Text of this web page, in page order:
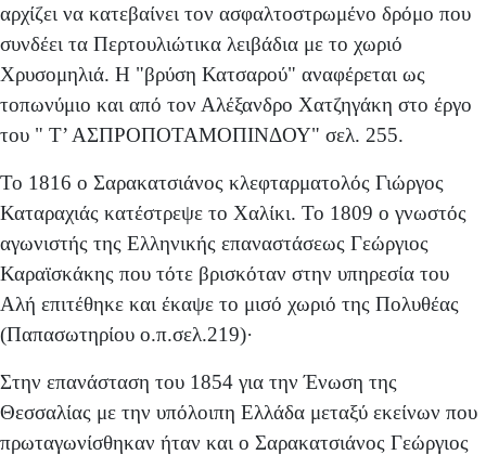
αρχίζει να κατεβαίνει τον ασφαλτοστρωμένο δρόμο που
συνδέει τα Περτουλιώτικα λειβάδια με το χωριό
Χρυσομηλιά. Η "βρύση Κατσαρού" αναφέρεται ως
τοπωνύμιο και από τον Αλέξανδρο Χατζηγάκη στο έργο
του " Τ’ ΑΣΠΡΟΠΟΤΑΜΟΠΙΝΔΟΥ" σελ. 255.
Το 1816 ο Σαρακατσιάνος κλεφταρματολός Γιώργος
Καταραχιάς κατέστρεψε το Χαλίκι. Το 1809 ο γνωστός
αγωνιστής της Ελληνικής επαναστάσεως Γεώργιος
Καραϊσκάκης που τότε βρισκόταν στην υπηρεσία του
Αλή επιτέθηκε και έκαψε το μισό χωριό της Πολυθέας
(Παπασωτηρίου ο.π.σελ.219)·
Στην επανάσταση του 1854 για την Ένωση της
Θεσσαλίας με την υπόλοιπη Ελλάδα μεταξύ εκείνων που
πρωταγωνίσθηκαν ήταν και ο Σαρακατσιάνος Γεώργιος